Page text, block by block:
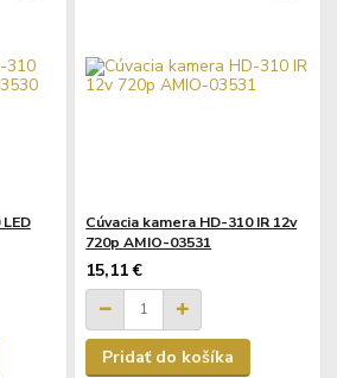
Cúvacia kamera HD-310 IR 12v
720p AMIO-03531
15,11 €
Pridať do košíka